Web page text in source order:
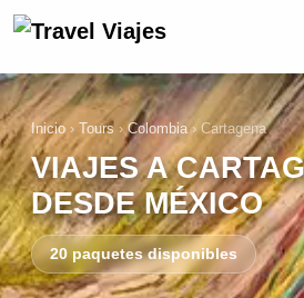
Inicio › Tours ›Colombia ›Cartagena
VIAJES A
DESDE MÉXICO
20 paquetes disponibles